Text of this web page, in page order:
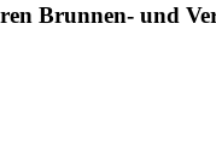
Brunnen- und